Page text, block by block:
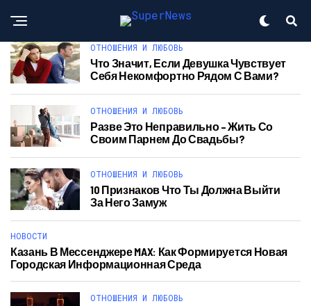
ОТНОШЕНИЯ И ЛЮБОВЬ
Что Значит, Если Девушка Чувствует
Себя Некомфортно Рядом С Вами?
ОТНОШЕНИЯ И ЛЮБОВЬ
Разве Это Неправильно – Жить Со
Своим Парнем До Свадьбы?
ОТНОШЕНИЯ И ЛЮБОВЬ
10 Признаков Что Ты Должна Выйти
За Него Замуж
НОВОСТИ
Казань В Мессенджере MAX: Как Формируется Новая
Городская Информационная Среда
ОТНОШЕНИЯ И ЛЮБОВЬ